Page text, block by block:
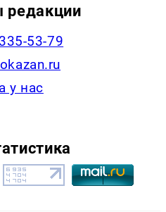
редакции
53-79
у нас